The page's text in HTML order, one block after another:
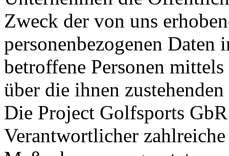
Zweck der von uns
personenbezogenen
betroffene Personen
über die ihnen
Die Project Golfsports
Verantwortlicher